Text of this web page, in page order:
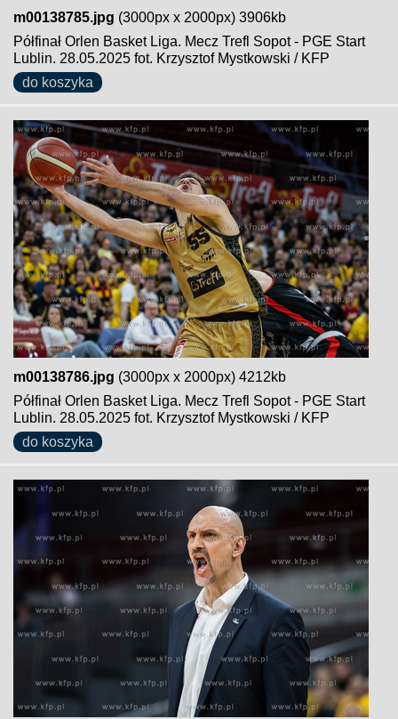
m00138785.jpg (3000px x 2000px) 3906kb
Półfinał Orlen Basket Liga. Mecz Trefl Sopot - PGE Start
Lublin. 28.05.2025 fot. Krzysztof Mystkowski / KFP
do koszyka
m00138786.jpg (3000px x 2000px) 4212kb
Półfinał Orlen Basket Liga. Mecz Trefl Sopot - PGE Start
Lublin. 28.05.2025 fot. Krzysztof Mystkowski / KFP
do koszyka